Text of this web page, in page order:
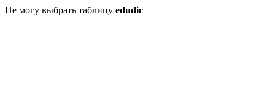
Не могу выбрать таблицу edudic